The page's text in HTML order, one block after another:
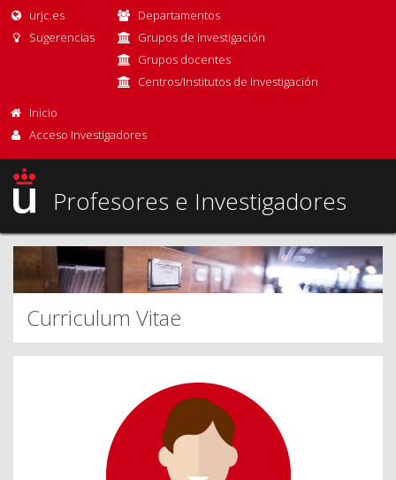
urjc.es
Sugerencias
Departamentos
Grupos de investigación
Grupos docentes
Centros/Institutos de Investigación
Inicio
Acceso Investigadores
Profesores e Investigadores
Curriculum Vitae